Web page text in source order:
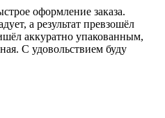
оформление заказа.
а результат превзошёл
аккуратно упакованным,
С удовольствием буду